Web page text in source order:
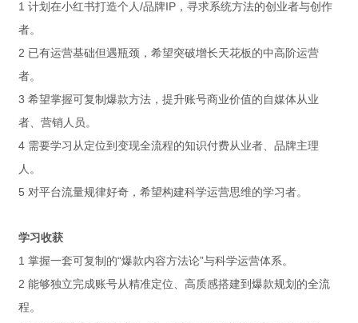
1 计划在小红书打造个人/品牌IP，寻求系统方法的创业者与创作
者。
2 已有运营基础但遇瓶颈，希望突破增长天花板的中高阶运营
者。
3 希望掌握可复制爆款方法，提升账号商业价值的自媒体从业
者、营销人员。
4 需要学习从定位到变现全流程的知识付费从业者、品牌主理
人。
5 对平台流量规律好奇，希望构建科学运营思维的学习者。
学习收获
1 掌握一套可复制的“爆款内容方法论”与科学运营体系。
2 能够独立完成账号从精准定位、高质感搭建到爆款规划的全流
程。